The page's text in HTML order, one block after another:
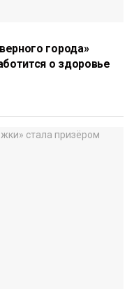
города»
о здоровье